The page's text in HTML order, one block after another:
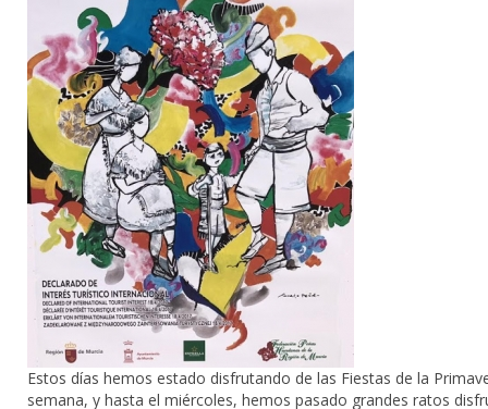
Estos días hemos estado disfrutando de las Fiestas de la
semana, y hasta el miércoles, hemos pasado grandes ratos